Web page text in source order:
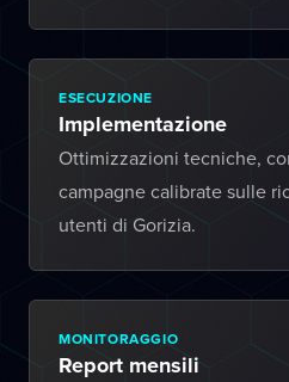
ESECUZIONE
Implementazione
Ottimizzazioni tecniche,
campagne calibrate sulle
utenti di Gorizia.
MONITORAGGIO
Report mensili